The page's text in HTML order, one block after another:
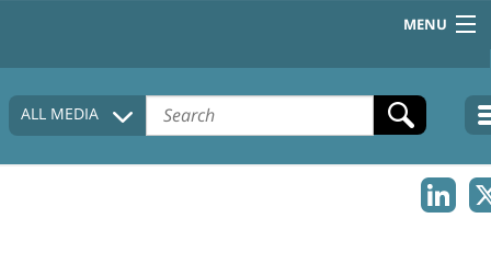
MENU
HOME
COLLECTIONS DESCRIPTION
ALL MEDIA